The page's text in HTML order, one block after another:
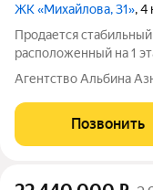
ЖК «Михайлова, 31», 4
Продается
расположенный на 1
застройки. Отдельный
коммуникации. Есть
Агентство Альбина
Позвонить